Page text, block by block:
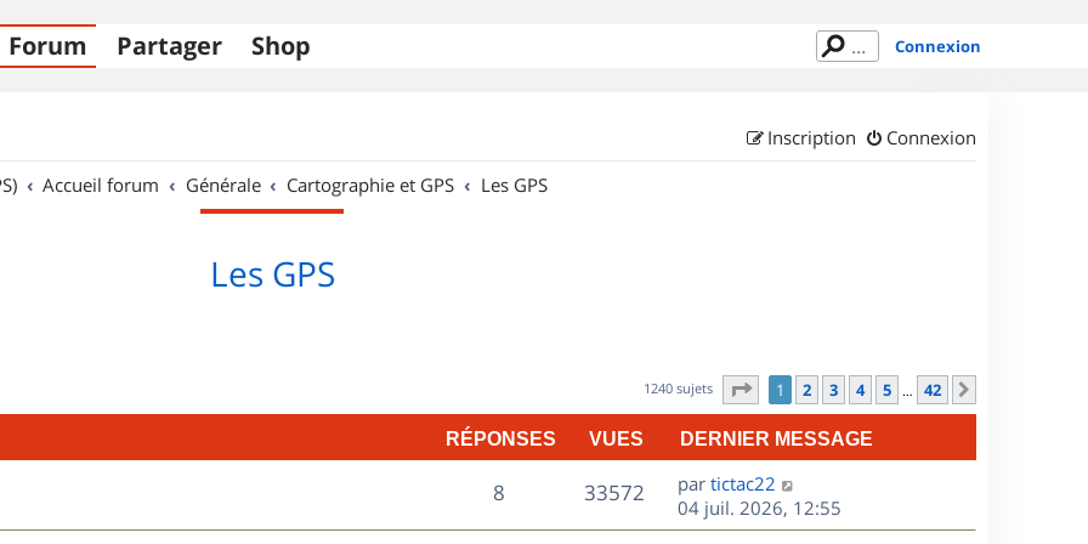
Forum Partager Shop Connexion
Connexion
Inscription
Accueil forum Générale Cartographie et GPS Les GPS
Les GPS
1240 sujets Page sur42
1 2 3 4 5 … 42
RÉPONSES VUES DERNIER MESSAGE
8R
é
33572V
u
D
e
r
par tictac22
04 juil. 2026, 12:55